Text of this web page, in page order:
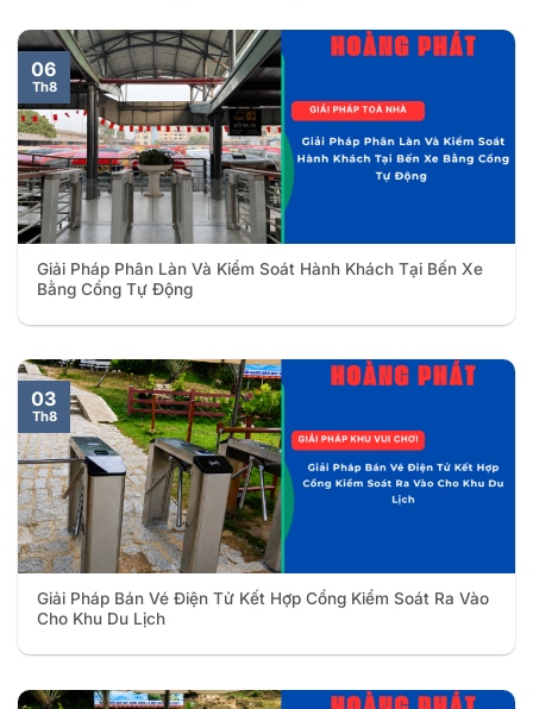
Giải Pháp Phân Làn Và Kiểm Soát Hành Khách Tại Bến Xe
Bằng Cổng Tự Động
06
Th8
Giải Pháp Bán Vé Điện Tử Kết Hợp Cổng Kiểm Soát Ra Vào
Cho Khu Du Lịch
03
Th8